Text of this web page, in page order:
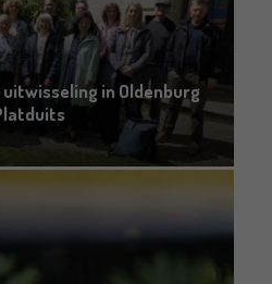
in Oldenburg